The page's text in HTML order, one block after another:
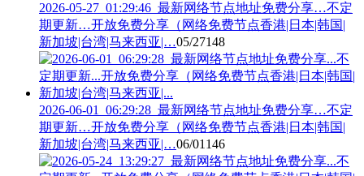
2026-05-27_01:29:46_最新网络节点地址免费分享…不定
期更新…开放免费分享（网络免费节点香港|日本|韩国|
新加坡|台湾|马来西亚|…05/27148
2026-06-01_06:29:28_最新网络节点地址免费分享…不定
期更新…开放免费分享（网络免费节点香港|日本|韩国|
新加坡|台湾|马来西亚|…06/01 146